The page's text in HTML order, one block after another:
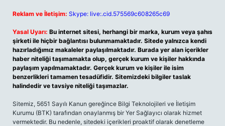
Reklam ve İletişim: Skype: live:.cid.575569c608265c69
Yasal Uyarı: Bu internet sitesi, herhangi bir marka, kurum veya şahıs
şirketi ile hiçbir bağlantısı bulunmamaktadır. Sitede yalnızca kendi
hazırladığımız makaleler paylaşılmaktadır. Burada yer alan içerikler
haber niteliği taşımamakta olup, gerçek kurum ve kişiler hakkında
paylaşım yapılmamaktadır. Gerçek kurum ve kişiler ile isim
benzerlikleri tamamen tesadüfidir. Sitemizdeki bilgiler taslak
halindedir ve tavsiye niteliği taşımazlar.
Sitemiz, 5651 Sayılı Kanun gereğince Bilgi Teknolojileri ve İletişim
Kurumu (BTK) tarafından onaylanmış bir Yer Sağlayıcı olarak hizmet
vermektedir. Bu nedenle, sitedeki içerikleri proaktif olarak denetleme